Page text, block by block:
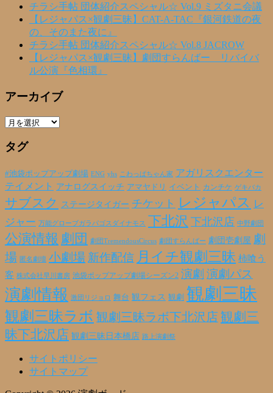
チラシ手帖 団体紹介スペシャル☆ Vol.9 ミズタニ会議
【レジャパス×観劇三昧】CAT-A-TAC『銀河鉄道の夜
の、そのまた夜に』
チラシ手帖 団体紹介スペシャル☆ Vol.8 JACROW
【レジャパス×観劇三昧】劇団すらんばー リバイバ
ル公演『色相環』
アーカイブ
ア
カ
ブ
タグ
#池袋ポップアップ劇場 ENG yhs こわっぱちゃん家 アガリスクエンター
テイメント アナログスイッチ アマヤドリ イベント カンチケ ゲキバカ
サブスク ステージタイガー チケット レジャパス レ
ジャー 万能グローブガラパゴスダイナモス 下北沢 下北沢店 中野劇団
公演情報 劇団 劇団TremendousCircus 劇団すらんばー 劇団壱劇屋 劇
場 匿名劇壇 小劇場 新作配信 月イチ観劇三昧 柿喰う
客 株式会社早川書房 池袋ポップアップ劇場シーズン2 演劇 演劇パス
演劇情報 激団リジョロ 舞台 観フェス 観劇 観劇三昧
観劇三昧ラボ 観劇三昧ラボ下北沢店観劇三
昧下北沢店 観劇三昧日本橋店 路上演劇祭
サイトポリシー
サイトマップ